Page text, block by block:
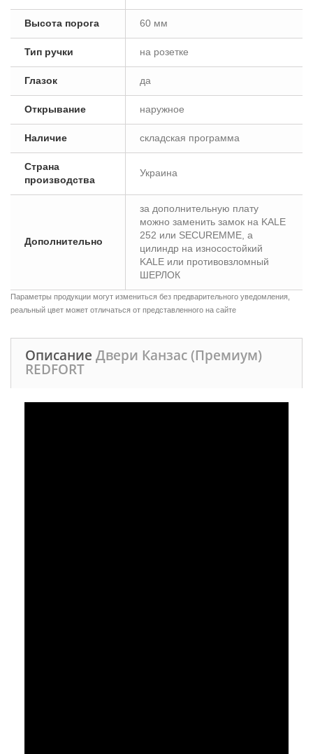
Высота порога 60 мм
Тип ручки на розетке
Глазок да
Открывание наружное
Наличие складская программа
Страна
производства
Украина
Дополнительно
за дополнительную плату
можно заменить замок на KALE
252 или SECUREMME, а
цилиндр на износостойкий
KALE или противовзломный
ШЕРЛОК
Параметры продукции могут измениться без предварительного уведомления,
реальный цвет может отличаться от представленного на сайте
Описание Двери Канзас (Премиум)
REDFORT